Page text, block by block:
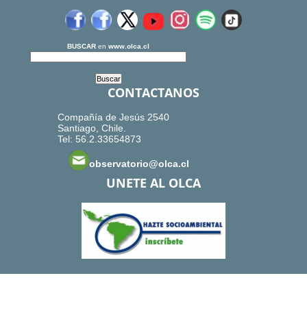
BUSCAR en www.olca.cl
CONTACTANOS
Compañía de Jesús 2540
Santiago, Chile.
Tel: 56.2.33654873
observatorio@olca.cl
UNETE AL OLCA